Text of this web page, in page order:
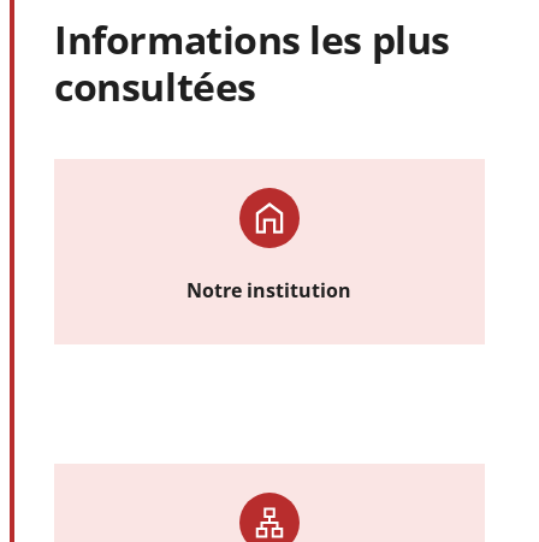
Informations les plus
consultées
Notre institution